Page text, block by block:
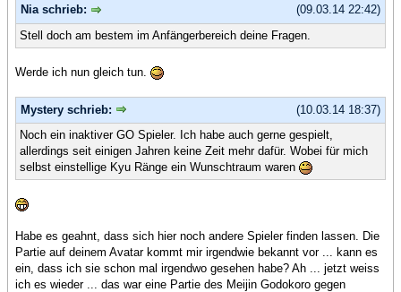
(09.03.14 22:42)
Nia schrieb:
Stell doch am bestem im Anfängerbereich deine Fragen.
Werde ich nun gleich tun.
(10.03.14 18:37)
Mystery schrieb:
Noch ein inaktiver GO Spieler. Ich habe auch gerne gespielt,
allerdings seit einigen Jahren keine Zeit mehr dafür. Wobei für mich
selbst einstellige Kyu Ränge ein Wunschtraum waren
Habe es geahnt, dass sich hier noch andere Spieler finden lassen. Die
Partie auf deinem Avatar kommt mir irgendwie bekannt vor ... kann es
ein, dass ich sie schon mal irgendwo gesehen habe? Ah ... jetzt weiss
ich es wieder ... das war eine Partie des Meijin Godokoro gegen